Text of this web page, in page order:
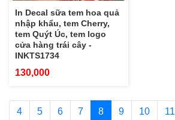
In Decal sữa tem hoa quả
nhập khẩu, tem Cherry,
tem Quýt Úc, tem logo
cửa hàng trái cây -
INKTS1734
130,000
4 5 6 7 8 9 10 11